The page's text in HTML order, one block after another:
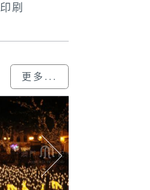
印刷
更多...